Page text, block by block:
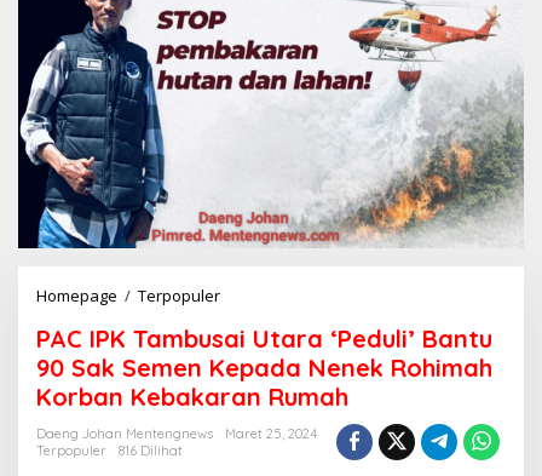
Homepage / Terpopuler
C
I
P
K
T
PAC IPK Tambusai Utara ‘Peduli’ Bantu
90 Sak Semen Kepada Nenek Rohimah
Korban Kebakaran Rumah
Daeng Johan Mentengnews
Maret 25, 2024
Terpopuler
816 Dilihat